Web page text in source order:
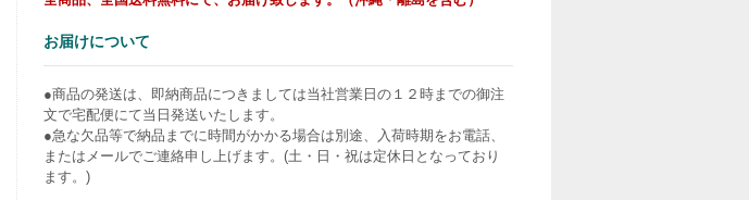
お届けについて
●商品の発送は、即納商品につきましては当社営業日の１２時までの御注
文で宅配便にて当日発送いたします。
●急な欠品等で納品までに時間がかかる場合は別途、入荷時期をお電話、
またはメールでご連絡申し上げます。(土・日・祝は定休日となっており
ます。)